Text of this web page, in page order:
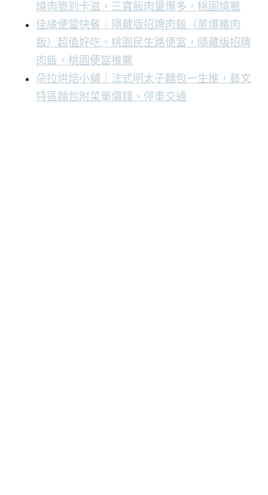
燒肉脆到卡滋，三寶飯肉量爆多，桃園燒臘
佳緣便當快餐｜隱藏版招牌肉飯（蔥爆豬肉
飯）超值好吃。桃園民生路便當，隱藏版招牌
肉飯，桃園便當推薦
朵拉烘焙小舖｜法式明太子麵包一生推，藝文
特區麵包附菜單價錢、停車交通